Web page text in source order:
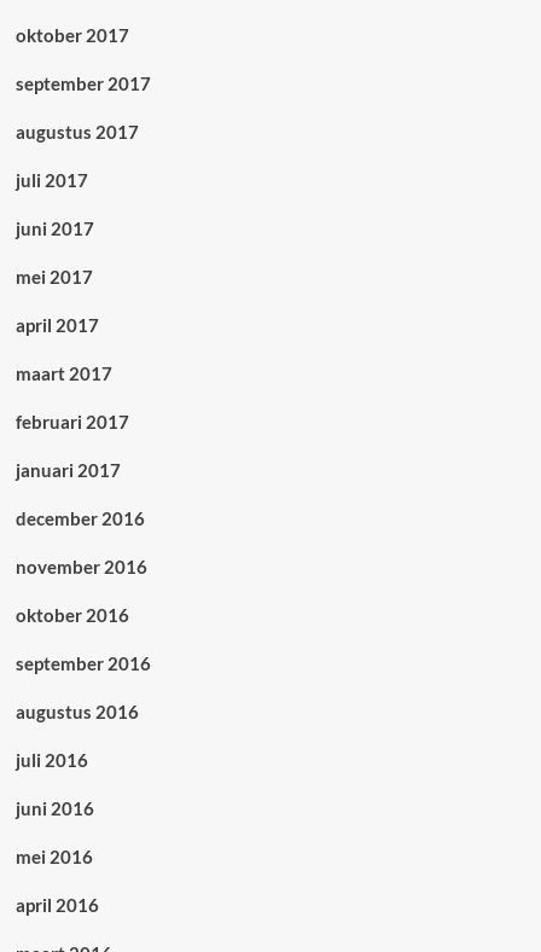
oktober 2017
september 2017
augustus 2017
juli 2017
juni 2017
mei 2017
april 2017
maart 2017
februari 2017
januari 2017
december 2016
november 2016
oktober 2016
september 2016
augustus 2016
juli 2016
juni 2016
mei 2016
april 2016